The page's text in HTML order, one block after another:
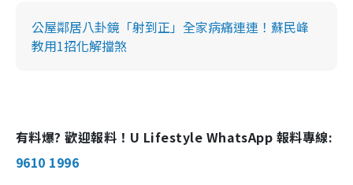
公屋鄰居八卦鏡「射到正」全家病痛連連！蘇民峰
教用1招化解擋煞
有料爆? 歡迎報料！U Lifestyle WhatsApp 報料專線:
9610 1996